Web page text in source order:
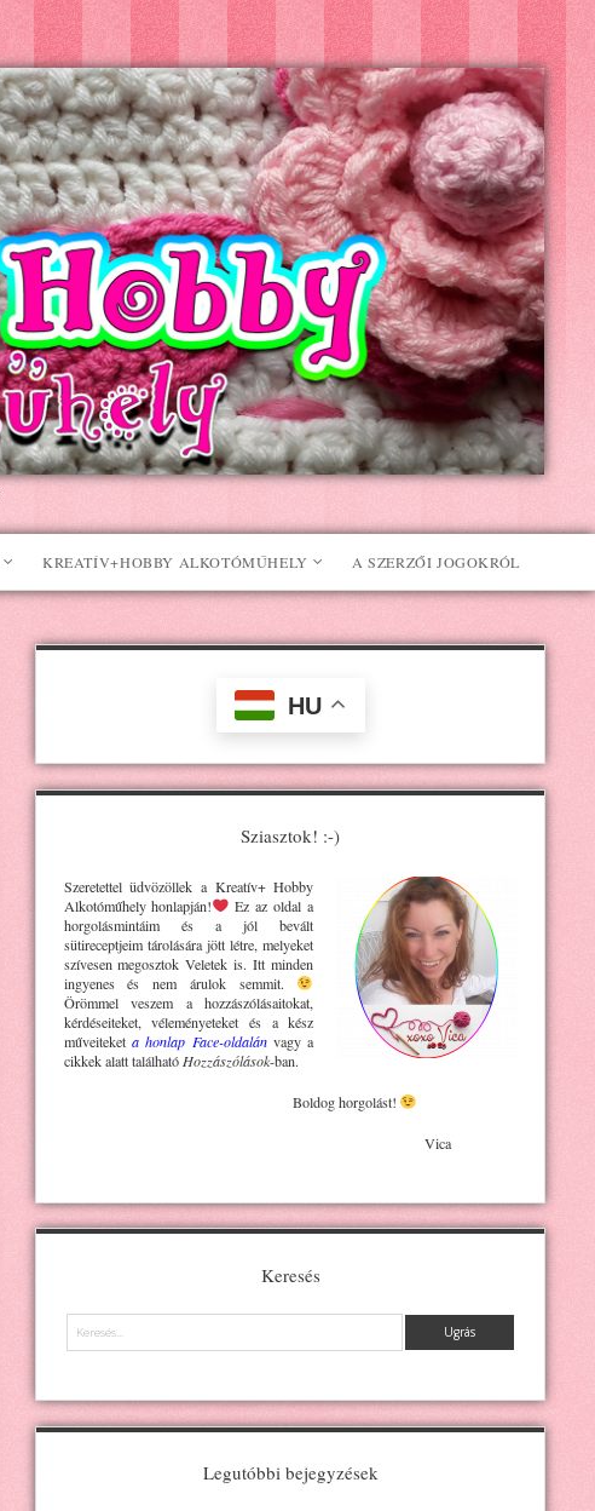
KREATÍV+HOBBY ALKOTÓMŰHELY A SZERZŐI JOGOKRÓL
HU
Sziasztok! :-)
Szeretettel üdvözöllek a Kreatív+ Hobby
Alkotóműhelyhonlapján!
Ez az oldal a
horgolásmintáim és a jól bevált
sütireceptjeim tárolására jött létre, melyeket
szívesen megosztok Veletek is. Itt minden
ingyenes és nem árulok semmit.
Örömmel veszem a hozzászólásaitokat,
kérdéseiteket, véleményeteket és a kész
műveiteket a honlap Face-oldalánvagy a
cikkek alatt található Hozzászólások-ban.
Boldog horgolást!
Vica
Keresés
Keresés
Legutóbbi bejegyzések